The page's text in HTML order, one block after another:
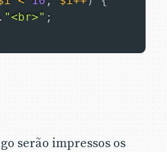
. "<br>" ;
serão impressos os